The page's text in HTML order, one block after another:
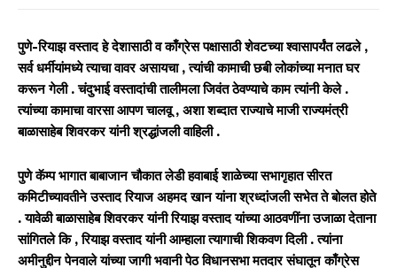
पुणे-रियाझ वस्ताद हे देशासाठी व काँग्रेस पक्षासाठी शेवटच्या श्वासापर्यंत लढले ,
सर्व धर्मीयांमध्ये त्याचा वावर असायचा , त्यांची कामाची छबी लोकांच्या मनात घर
करून गेली . चंदुभाई वस्तादांची तालीमला जिवंत ठेवण्याचे काम त्यांनी केले .
त्यांच्या कामाचा वारसा आपण चालवू , अशा शब्दात राज्याचे माजी राज्यमंत्री
बाळासाहेब शिवरकर यांनी श्रद्धांजली वाहिली .
पुणे कॅम्प भागात बाबाजान चौकात लेडी हवाबाई शाळेच्या सभागृहात सीरत
कमिटीच्यावतीने उस्ताद रियाज अहमद खान यांना श्रध्दांजली सभेत ते बोलत होते
. यावेळी बाळासाहेब शिवरकर यांनी रियाझ वस्ताद यांच्या आठवणींना उजाळा देताना
सांगितले कि , रियाझ वस्ताद यांनी आम्हाला त्यागाची शिकवण दिली . त्यांना
अमीनुद्दीन पेनवाले यांच्या जागी भवानी पेठ विधानसभा मतदार संघातून काँग्रेस